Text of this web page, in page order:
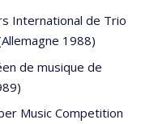
en France, il part se
USA) auprès
Janos Starker,
du Quatuor
International de Trio
1988)
de musique de
Music Competition